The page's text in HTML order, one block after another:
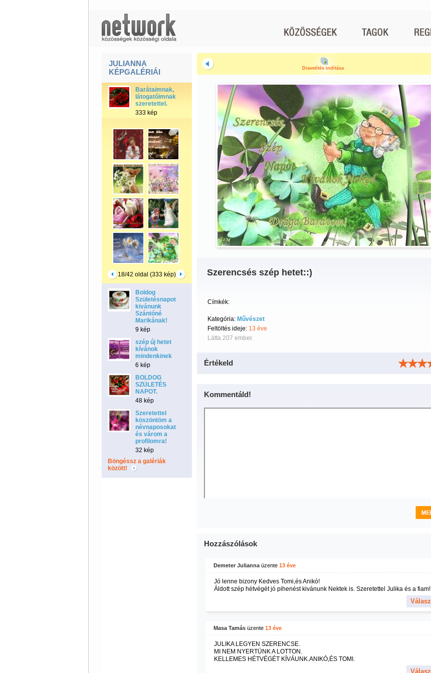
JULIANNA
KÉPGALÉRIÁI
Barátaimnak,
látogatóimnak
szeretettel.
333 kép
18/42 oldal (333 kép)
Boldog
Születésnapot
kivánunk
Szántóné
Marikának!
9 kép
szép új hetet
kívánok
mindenkinek
6 kép
BOLDOG
SZÜLETÉS
NAPOT.
48 kép
Szeretettel
köszöntöm a
névnaposokat
és várom a
profilomra!
32 kép
Böngéssz a galériák
között!
Diavetítés indítása
Szerencsés szép hetet::)
Címkék:
Kategória: Művészet
Feltöltés ideje: 13 éve
Látta 207 ember.
Értékeld
Kommentáld!
Hozzászólások
Demeter Juliannaüzente 13 éve
Jó lenne bizony Kedves Tomi,és Anikó!
Áldott szép hétvégét jó pihenést kivánunk Nektek is. Szeretettel Julika és a fiam!
Válasz
Masa Tamásüzente 13 éve
JULIKA LEGYEN SZERENCSE.
MI NEM NYERTÜNK A LOTTON.
KELLEMES HÉTVÉGÉT KÍVÁUNK.ANIKÓ,ÉS TOMI.
Válasz